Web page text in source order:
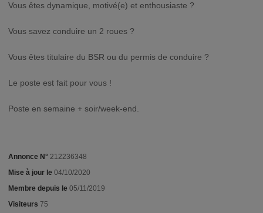
Vous êtes dynamique, motivé(e) et enthousiaste ?
Vous savez conduire un 2 roues ?
Vous êtes titulaire du BSR ou du permis de conduire ?
Le poste est fait pour vous !
Poste en semaine + soir/week-end.
Annonce N° 212236348
Mise à jour le 04/10/2020
Membre depuis le 05/11/2019
Visiteurs 75